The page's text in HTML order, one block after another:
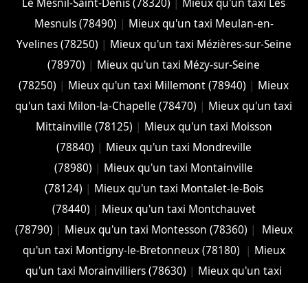
Le Mesnil-Saint-Denis (78320)
Mieux qu'un taxi Les
Mesnuls (78490) | Mieux qu'un taxi Meulan-en-
Yvelines (78250) | Mieux qu'un taxi Mézières-sur-Seine
(78970) | Mieux qu'un taxi Mézy-sur-Seine
(78250) | Mieux qu'un taxi Millemont (78940) | Mieux
qu'un taxi Milon-la-Chapelle (78470) | Mieux qu'un taxi
Mittainville (78125) | Mieux qu'un taxi Moisson
(78840) | Mieux qu'un taxi Mondreville
(78980) | Mieux qu'un taxi Montainville
(78124) | Mieux qu'un taxi Montalet-le-Bois
(78440) | Mieux qu'un taxi Montchauvet
(78790) | Mieux qu'un taxi Montesson (78360) |
Mieux
qu'un taxi Montigny-le-Bretonneux (78180)
| Mieux
qu'un taxi Morainvilliers (78630) | Mieux qu'un taxi